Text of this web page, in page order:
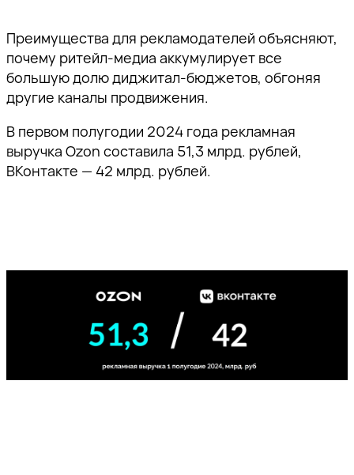
Преимущества для рекламодателей объясняют,
почему ритейл-медиа аккумулирует все
большую долю диджитал-бюджетов, обгоняя
другие каналы продвижения.
В первом полугодии 2024 года рекламная
выручка Ozon составила 51,3 млрд. рублей,
ВКонтакте — 42 млрд. рублей.